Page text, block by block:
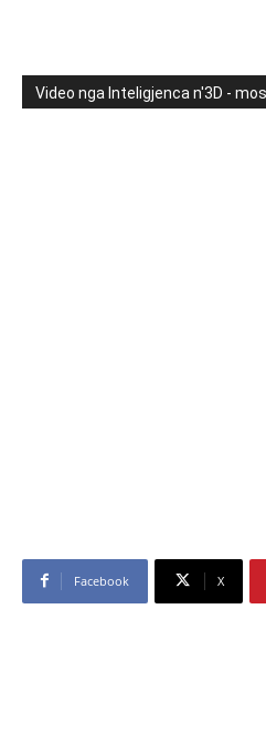
Video nga Inteligjenca n'3D -
Facebook X